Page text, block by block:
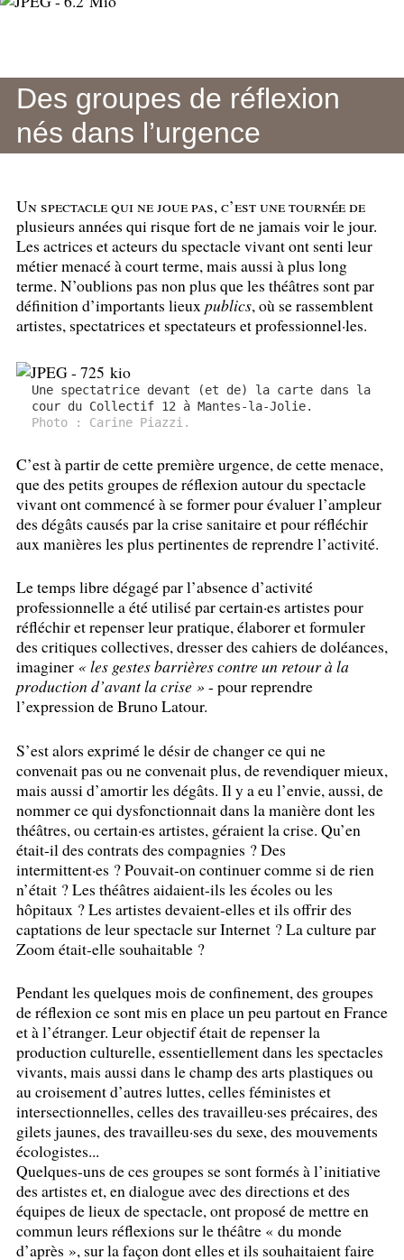
Des groupes de réflexion
nés dans l’urgence
Un spectacle qui ne joue pas, c’est une tournée de
plusieurs années qui risque fort de ne jamais voir le jour.
Les actrices et acteurs du spectacle vivant ont senti leur
métier menacé à court terme, mais aussi à plus long
terme. N’oublions pas non plus que les théâtres sont par
définition d’importants lieuxpublics, où se rassemblent
artistes, spectatrices et spectateurs et professionnel·les.
Une spectatrice devant (et de) la carte dans la
cour du Collectif 12 à Mantes-la-Jolie.
Photo : Carine Piazzi.
C’est à partir de cette première urgence, de cette menace,
que des petits groupes de réflexion autour du spectacle
vivant ont commencé à se former pour évaluer l’ampleur
des dégâts causés par la crise sanitaire et pour réfléchir
aux manières les plus pertinentes de reprendre l’activité.
Le temps libre dégagé par l’absence d’activité
professionnelle a été utilisé par certain·es artistes pour
réfléchir et repenser leur pratique, élaborer et formuler
des critiques collectives, dresser des cahiers de doléances,
imaginer « les gestes barrières contre un retour à la
production d’avant la crise » - pour reprendre
l’expression de Bruno Latour.
S’est alors exprimé le désir de changer ce qui ne
convenait pas ou ne convenait plus, de revendiquer mieux,
mais aussi d’amortir les dégâts. Il y a eu l’envie, aussi, de
nommer ce qui dysfonctionnait dans la manière dont les
théâtres, ou certain·es artistes, géraient la crise. Qu’en
était-il des contrats des compagnies ? Des
intermittent·es ? Pouvait-on continuer comme si de rien
n’était ? Les théâtres aidaient-ils les écoles ou les
hôpitaux ? Les artistes devaient-elles et ils offrir des
captations de leur spectacle sur Internet ? La culture par
Zoom était-elle souhaitable ?
Pendant les quelques mois de confinement, des groupes
de réflexion ce sont mis en place un peu partout en France
et à l’étranger. Leur objectif était de repenser la
production culturelle, essentiellement dans les spectacles
vivants, mais aussi dans le champ des arts plastiques ou
au croisement d’autres luttes, celles féministes et
intersectionnelles, celles des travailleu·ses précaires, des
gilets jaunes, des travailleu·ses du sexe, des mouvements
écologistes...
Quelques-uns de ces groupes se sont formés à l’initiative
des artistes et, en dialogue avec des directions et des
équipes de lieux de spectacle, ont proposé de mettre en
commun leurs réflexions sur le théâtre « du monde
d’après », sur la façon dont elles et ils souhaitaient faire